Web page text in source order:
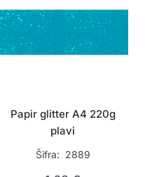
Papir glitter A4 220g
plavi
Šifra: 2889